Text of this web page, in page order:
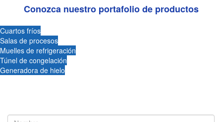
Conozca nuestro portafolio de productos
Cuartos fríos
Salas de procesos
Muelles de refrigeración
Túnel de congelación
Generadora de hielo